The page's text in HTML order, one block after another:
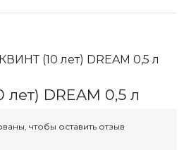
(10 лет) DREAM 0,5 л
DREAM 0,5 л
чтобы оставить отзыв